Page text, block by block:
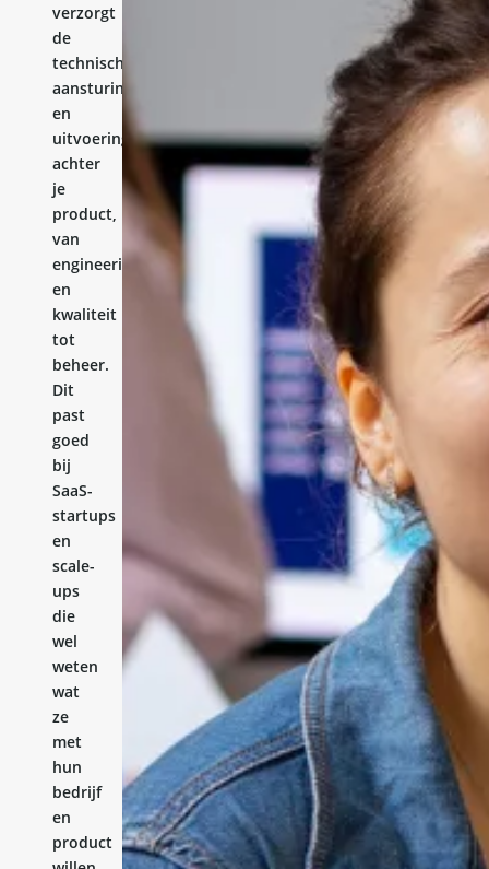
verzorgt
de
technische
aansturing
en
uitvoering
achter
je
product,
van
engineering
en
kwaliteit
tot
beheer.
Dit
past
goed
bij
SaaS-
startups
en
scale-
ups
die
wel
weten
wat
ze
met
hun
bedrijf
en
product